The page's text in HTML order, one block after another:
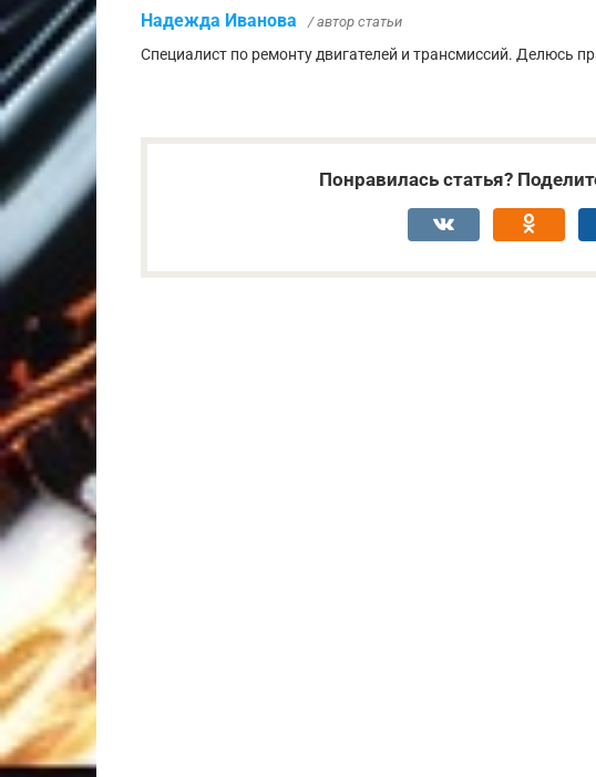
Надежда Иванова / автор статьи
Специалист по ремонту двигателей и трансмиссий. Делюсь
Понравилась статья?